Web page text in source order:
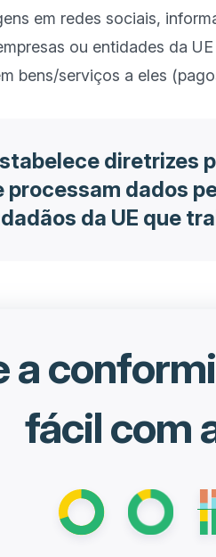
em redes sociais,
ou entidades da
diretrizes
processam dados
da UE que
a
fácil com